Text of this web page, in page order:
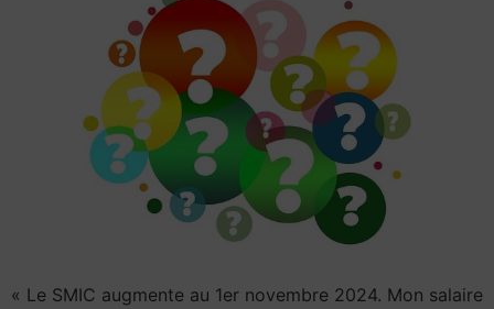
« Le SMIC augmente au 1er novembre 2024. Mon salaire